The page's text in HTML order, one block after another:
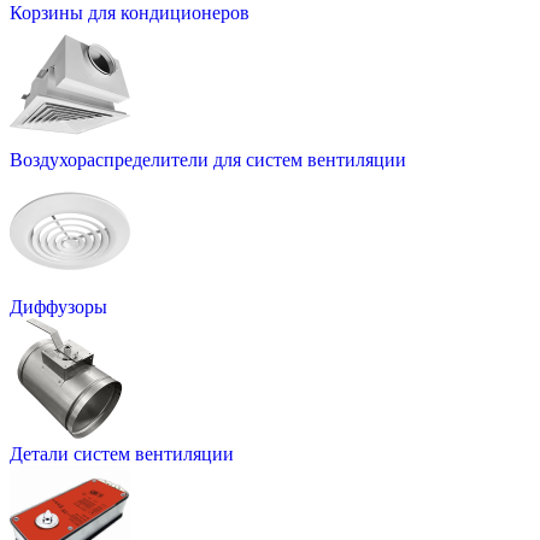
Корзины для кондиционеров
Воздухораспределители для систем вентиляции
Диффузоры
Детали систем вентиляции